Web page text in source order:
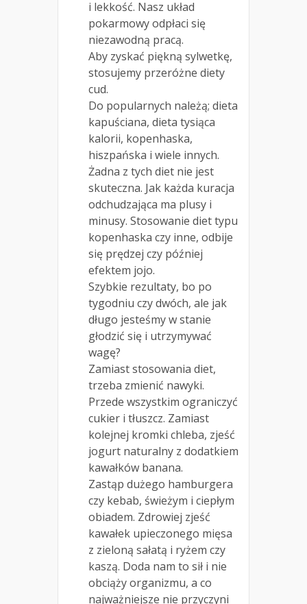
i lekkość. Nasz układ
pokarmowy odpłaci się
niezawodną pracą.
Aby zyskać piękną sylwetkę,
stosujemy przeróżne diety
cud.
Do popularnych należą; dieta
kapuściana, dieta tysiąca
kalorii, kopenhaska,
hiszpańska i wiele innych.
Żadna z tych diet nie jest
skuteczna. Jak każda kuracja
odchudzająca ma plusy i
minusy. Stosowanie diet typu
kopenhaska czy inne, odbije
się prędzej czy później
efektem jojo.
Szybkie rezultaty, bo po
tygodniu czy dwóch, ale jak
długo jesteśmy w stanie
głodzić się i utrzymywać
wagę?
Zamiast stosowania diet,
trzeba zmienić nawyki.
Przede wszystkim ograniczyć
cukier i tłuszcz. Zamiast
kolejnej kromki chleba, zjeść
jogurt naturalny z dodatkiem
kawałków banana.
Zastąp dużego hamburgera
czy kebab, świeżym i ciepłym
obiadem. Zdrowiej zjeść
kawałek upieczonego mięsa
z zieloną sałatą i ryżem czy
kaszą. Doda nam to sił i nie
obciąży organizmu, a co
najważniejsze nie przyczyni